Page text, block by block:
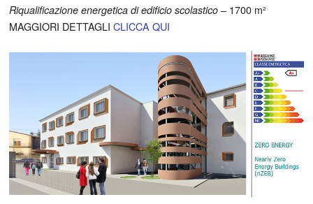
Riqualificazione energetica di edificio scolastico – 1700 m²
MAGGIORI DETTAGLICLICCA QUI